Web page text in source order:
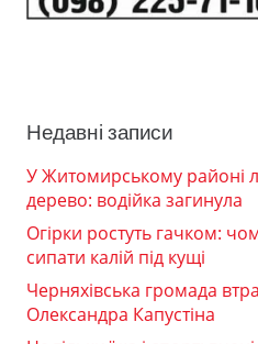
Недавні записи
У Житомирському районі
дерево: водійка загинула
Огірки ростуть гачком:
сипати калій під кущі
Черняхівська громада
Олександра Капустіна